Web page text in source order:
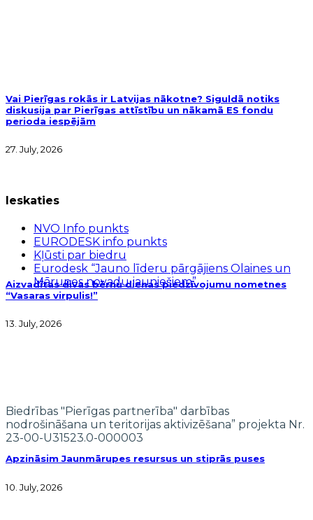
Vai Pierīgas rokās ir Latvijas nākotne? Siguldā notiks
diskusija par Pierīgas attīstību un nākamā ES fondu
perioda iespējām
27. July, 2026
Aizvadītas divas bērnu dienas piedzīvojumu nometnes
“Vasaras virpulis!”
13. July, 2026
Apzināsim Jaunmārupes resursus un stiprās puses
10. July, 2026
Ieskaties
NVO Info punkts
EURODESK info punkts
Kļūsti par biedru
Eurodesk “Jauno līderu pārgājiens Olaines un
Mārupes novadu jauniešiem”
Biedrības "Pierīgas partnerība" darbības
nodrošināšana un teritorijas aktivizēšana” projekta Nr.
23-00-U31523.0-000003